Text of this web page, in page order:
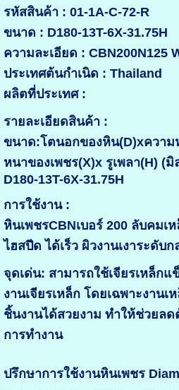
รหัสสินค้า : 01-1A-C-72-R
ขนาด : D180-13T-6X-31.75H
ความละเอียด : CBN200N125
ประเทศต้นกำเนิด : Thailand
ผลิตที่ประเทศ :
รายละเอียดสินค้า :
ขนาด:โตนอกของหิน(D)xความ
หนาของเพชร(X)x รูเพลา(H) (มิ
D180-13T-6X-31.75H
การใช้งาน :
หินเพชรCBNเบอร์ 200 ลับคมเ
ไฮสปีด ได้เร็ว ผิวงานเงาระดับ
จุดเด่น: สามารถใช้เจียรเหล็ก
งานเจียรเหล็ก โดยเฉพาะงาน
ชิ้นงานได้สวยงาม ทำให้ช่วยลด
การทำงาน
ปรึกษาการใช้งานหินเพชร